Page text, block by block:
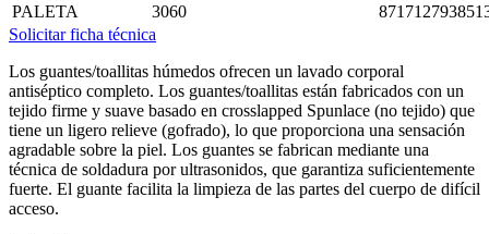
PALETA
3060
Solicitar ficha técnica
Los guantes/toallitas húmedos ofrecen un lavado corporal
antiséptico completo. Los guantes/toallitas están fabricados con un
tejido firme y suave basado en crosslapped Spunlace (no tejido) que
tiene un ligero relieve (gofrado), lo que proporciona una sensación
agradable sobre la piel. Los guantes se fabrican mediante una
técnica de soldadura por ultrasonidos, que garantiza suficientemente
fuerte. El guante facilita la limpieza de las partes del cuerpo de difícil
acceso.